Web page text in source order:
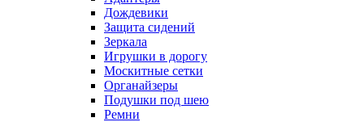
Дождевики
Защита сидений
Зеркала
Игрушки в дорогу
Москитные сетки
Органайзеры
Подушки под шею
Ремни